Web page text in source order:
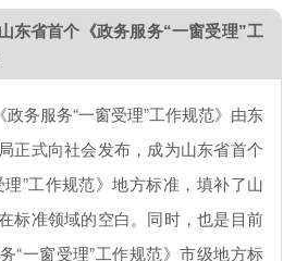
东省首个《政务服务“一窗受理”工
务服务“一窗受理”工作规范》由东
正式向社会发布，成为山东省首个
理”工作规范》地方标准，填补了山
标准领域的空白。同时，也是目前
“一窗受理”工作规范》市级地方标